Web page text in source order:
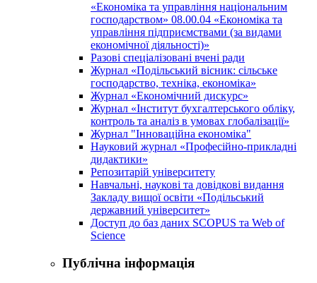
«Економіка та управління національним
господарством» 08.00.04 «Економіка та
управління підприємствами (за видами
економічної діяльності)»
Разові спеціалізовані вчені ради
Журнал «Подільський вісник: сільське
господарство, техніка, економіка»
Журнал «Економічний дискурс»
Журнал «Інститут бухгалтерського обліку,
контроль та аналіз в умовах глобалізації»
Журнал "Інноваційна економіка"
Науковий журнал «Професійно-прикладні
дидактики»
Репозитарій університету
Навчальні, наукові та довідкові видання
Закладу вищої освіти «Подільський
державний університет»
Доступ до баз даних SCOPUS та Web of
Science
Публічна інформація